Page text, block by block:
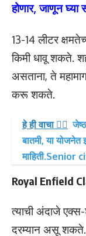
होणार, जाणून घ्या
13-14 लीटर
किमी धावू शकते.
असताना, ते
करू शकते.
हे ही वाचा 👉🏻
बातमी, या योजनेत
Royal Enfield
त्याची अंदाजे
दरम्यान असू